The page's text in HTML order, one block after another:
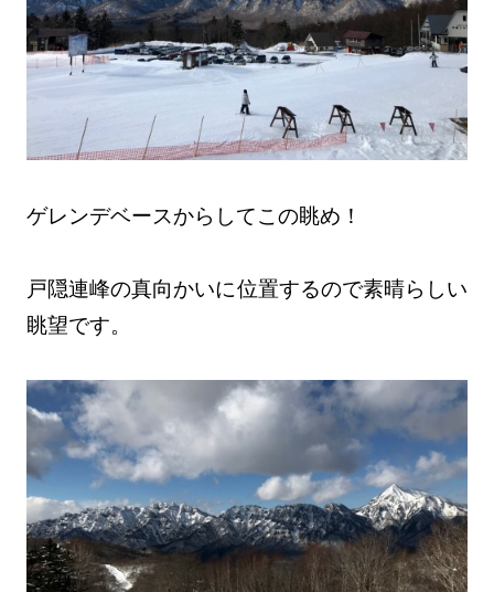
ゲレンデベースからしてこの眺め！
戸隠連峰の真向かいに位置するので素晴らしい
眺望です。